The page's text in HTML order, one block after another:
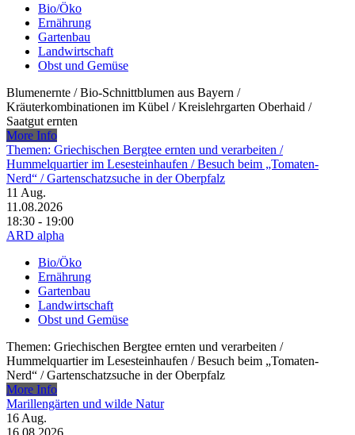
Bio/Öko
Ernährung
Gartenbau
Landwirtschaft
Obst und Gemüse
Blumenernte /​ Bio-Schnittblumen aus Bayern /​
Kräuterkombinationen im Kübel /​ Kreislehrgarten Oberhaid /​
Saatgut ernten
More Info
Themen: Griechischen Bergtee ernten und verarbeiten /​
Hummelquartier im Lesesteinhaufen /​ Besuch beim „Tomaten-
Nerd“ /​ Gartenschatzsuche in der Oberpfalz
11 Aug.
11.08.2026
18:30 - 19:00
ARD alpha
Bio/Öko
Ernährung
Gartenbau
Landwirtschaft
Obst und Gemüse
Themen: Griechischen Bergtee ernten und verarbeiten /​
Hummelquartier im Lesesteinhaufen /​ Besuch beim „Tomaten-
Nerd“ /​ Gartenschatzsuche in der Oberpfalz
More Info
Marillengärten und wilde Natur
16 Aug.
16.08.2026